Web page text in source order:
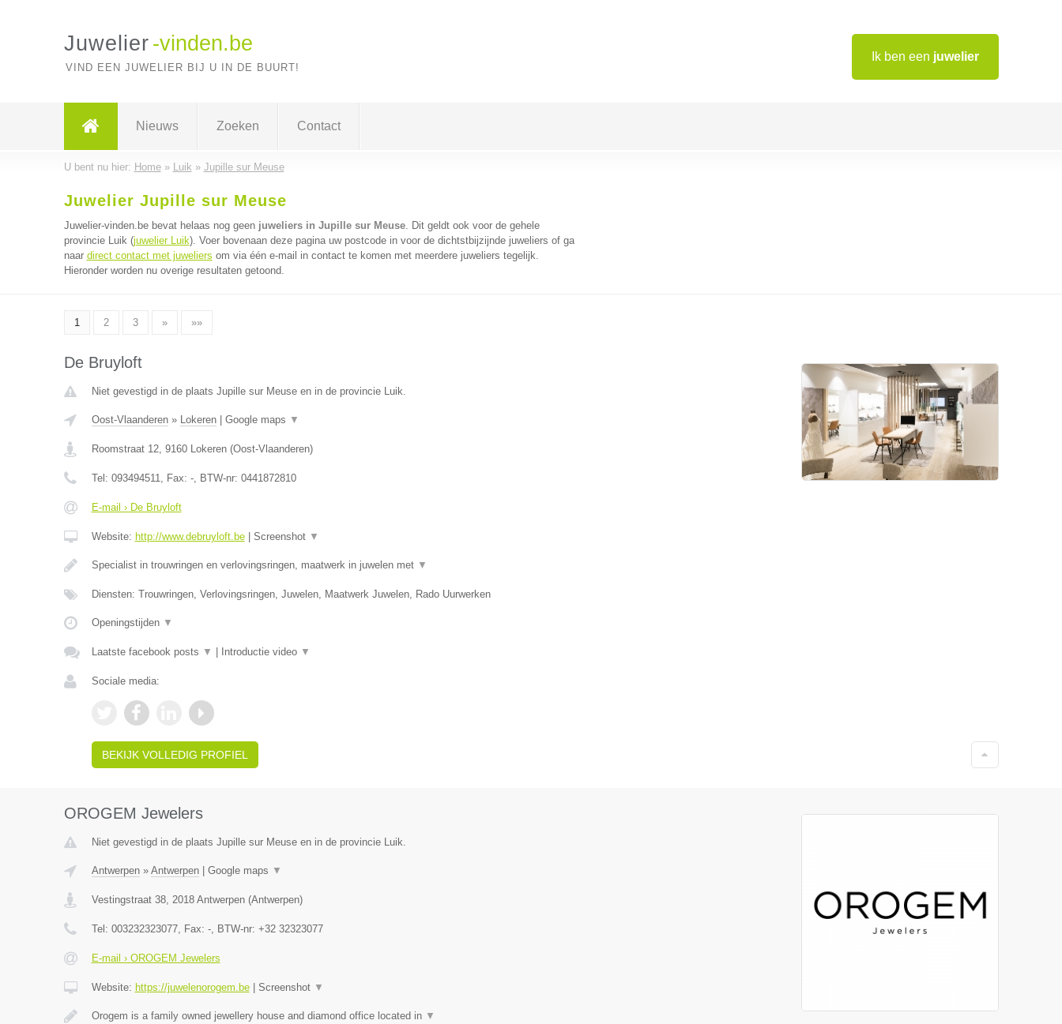
Ik ben een juwelier
Juwelier -vinden.be
VIND EEN JUWELIER BIJ U IN DE BUURT!
Nieuws Zoeken Contact
U bent nu hier: Home» Luik » Jupille sur Meuse
Juwelier Jupille sur Meuse
Juwelier-vinden.be bevat helaas nog geen juweliers in Jupille sur Meuse. Dit geldt ook voor de gehele
provincie Luik (juwelier Luik). Voer bovenaan deze pagina uw postcode in voor de dichtstbijzijnde juweliers of ga
naar direct contact met juweliers om via één e-mail in contact te komen met meerdere juweliers tegelijk.
Hieronder worden nu overige resultaten getoond.
1 2 3 » »»
De Bruyloft
Niet gevestigd in de plaats Jupille sur Meuse en in de provincie Luik.
Oost-Vlaanderen» Lokeren| Google maps ▼
Roomstraat 12, 9160 Lokeren(Oost-Vlaanderen)
Tel: 093494511, Fax: -, BTW-nr: 0441872810
E-mail › De Bruyloft
Website: http://www.debruyloft.be| Screenshot ▼
Specialist in trouwringen en verlovingsringen, maatwerk in juwelen met ▼
Diensten: Trouwringen, Verlovingsringen, Juwelen, Maatwerk Juwelen, Rado Uurwerken
Openingstijden ▼
Laatste facebook posts ▼ Introductie video ▼
Sociale media:
BEKIJK VOLLEDIG PROFIEL
OROGEM Jewelers
Niet gevestigd in de plaats Jupille sur Meuse en in de provincie Luik.
Antwerpen» Antwerpen| Google maps ▼
Vestingstraat 38, 2018 Antwerpen(Antwerpen)
Tel: 003232323077, Fax: -, BTW-nr: +32 32323077
E-mail › OROGEM Jewelers
Website: https://juwelenorogem.be| Screenshot ▼
Orogem is a family owned jewellery house and diamond office located in ▼